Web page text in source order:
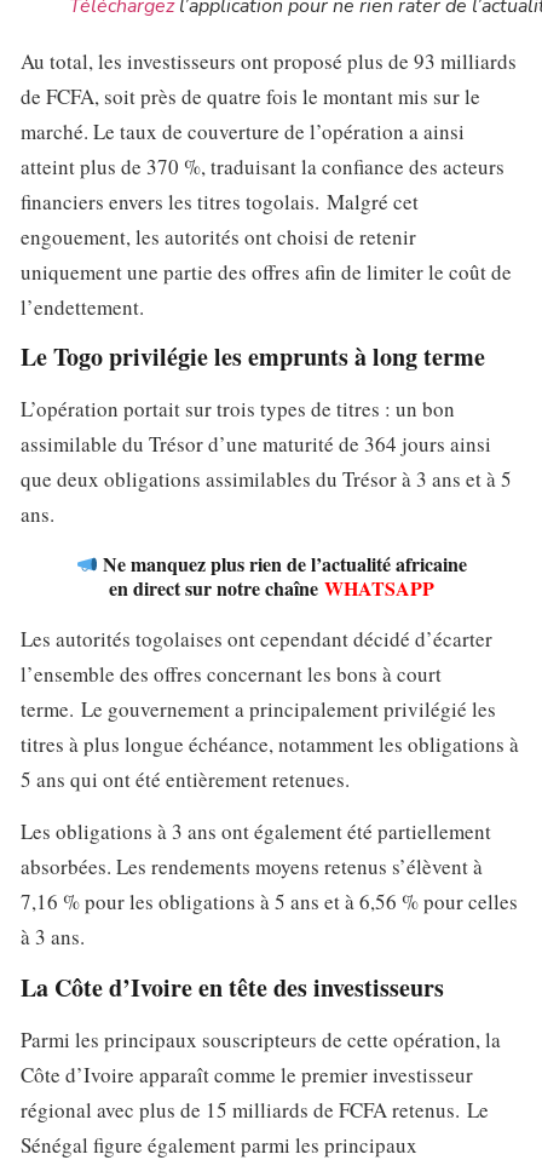
Téléchargezl’application pour ne rien rater de
Au total, les investisseurs ont proposé plus de 93 milliards
de FCFA, soit près de quatre fois le montant mis sur le
marché. Le taux de couverture de l’opération a ainsi
atteint plus de 370 %, traduisant la confiance des acteurs
financiers envers les titres togolais. Malgré cet
engouement, les autorités ont choisi de retenir
uniquement une partie des offres afin de limiter le coût de
l’endettement.
Le Togo privilégie les emprunts à long terme
L’opération portait sur trois types de titres : un bon
assimilable du Trésor d’une maturité de 364 jours ainsi
que deux obligations assimilables du Trésor à 3 ans et à 5
ans.
Ne manquez plus rien de l’actualité africaine
en direct sur notre chaîne WHATSAPP
Les autorités togolaises ont cependant décidé d’écarter
l’ensemble des offres concernant les bons à court
terme. Le gouvernement a principalement privilégié les
titres à plus longue échéance, notamment les obligations à
5 ans qui ont été entièrement retenues.
Les obligations à 3 ans ont également été partiellement
absorbées. Les rendements moyens retenus s’élèvent à
7,16 % pour les obligations à 5 ans et à 6,56 % pour celles
à 3 ans.
La Côte d’Ivoire en tête des investisseurs
Parmi les principaux souscripteurs de cette opération, la
Côte d’Ivoire apparaît comme le premier investisseur
régional avec plus de 15 milliards de FCFA retenus. Le
Sénégal figure également parmi les principaux